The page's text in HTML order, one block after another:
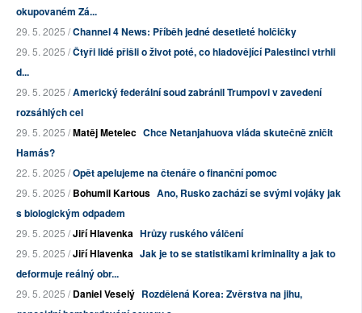
okupovaném Zá...
29. 5. 2025 /Channel 4 News: Příběh jedné desetieté holčičky
29. 5. 2025 /Čtyři lidé přišli o život poté, co hladovějící Palestinci vtrhli
d...
29. 5. 2025 /Americký federální soud zabránil Trumpovi v zavedení
rozsáhlých cel
29. 5. 2025 /Matěj Metelec Chce Netanjahuova vláda skutečně zničit
Hamás?
22. 5. 2025 /Opět apelujeme na čtenáře o finanční pomoc
29. 5. 2025 /Bohumil Kartous Ano, Rusko zachází se svými vojáky jak
s biologickým odpadem
29. 5. 2025 /Jiří Hlavenka Hrůzy ruského válčení
29. 5. 2025 /Jiří Hlavenka Jak je to se statistikami kriminality a jak to
deformuje reálný obr...
29. 5. 2025 /Daniel Veselý Rozdělená Korea: Zvěrstva na jihu,